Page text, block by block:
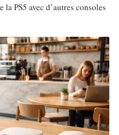
PS5 avec d’autres consoles